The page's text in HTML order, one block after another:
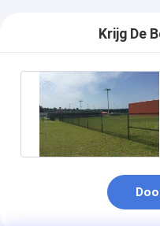
Krijg De